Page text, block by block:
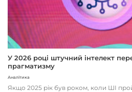
У 2026 році штучний інтелект
прагматизму
Аналітика
Якщо 2025 рік був роком, коли ШІ